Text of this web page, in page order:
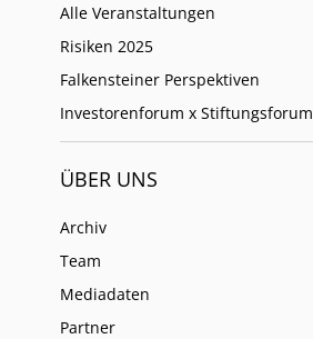
Alle Veranstaltungen
Risiken 2025
Falkensteiner Perspektiven
Investorenforum x Stiftungsforum
ÜBER UNS
Archiv
Team
Mediadaten
Partner